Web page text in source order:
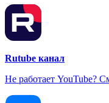
Rutube канал
Не работает YouTube?